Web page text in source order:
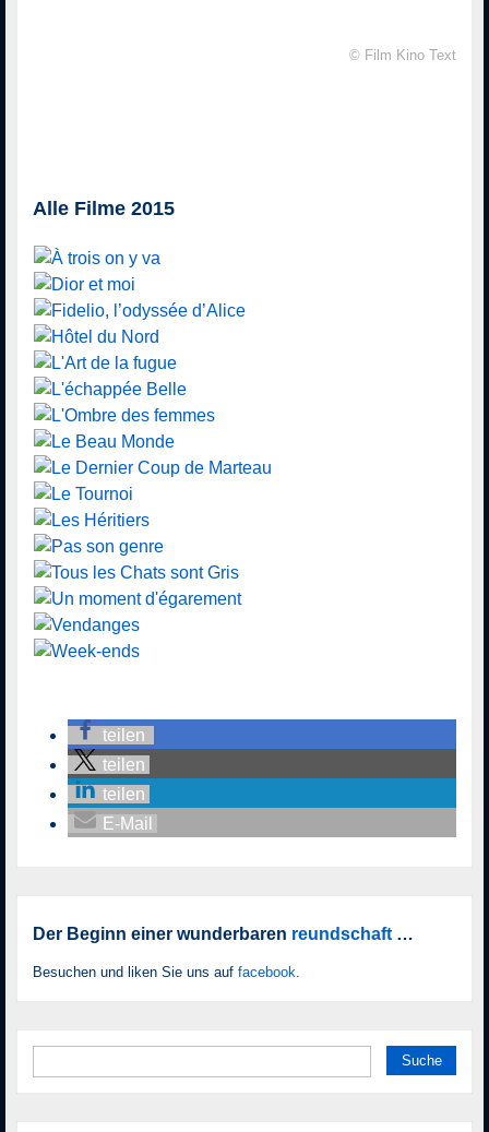
© Film Kino Text
Alle Filme 2015
teilen
teilen
teilen
E-Mail
Der Beginn einer wunderbaren reundschaft …
Besuchen und liken Sie uns auf facebook